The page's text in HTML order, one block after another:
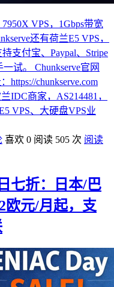
VPS，1Gbps带宽
还有荷兰E5 VPS，
支付宝、Paypal、Stripe
试。 Chunkserve官网
https://chunkserve.com
IDC商家，AS214481，
VPS、大硬盘VPS业
喜欢 0 阅读 505 次 阅读
七折：日本/巴
欧元/月起，支